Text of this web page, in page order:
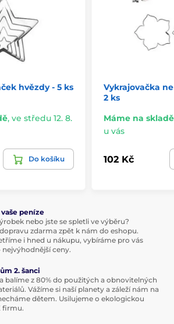
hvězdy - 5 ks
, ve středu 12. 8.
Do košíku
Vykrajovačka
2 ks
Máme na skladě
u vás
102 Kč
peníze
nebo jste se spletli ve výběru?
zdarma zpět k nám do eshopu.
i hned u nákupu, vybíráme pro vás
ceny.
2. šanci
balíme z 80% do použitých a obnovitelných
Vážíme si naší planety a záleží nám na
dětem. Usilujeme o ekologickou
firmu.